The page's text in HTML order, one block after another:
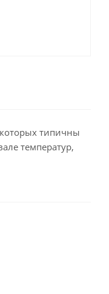
которых типичны
температур,